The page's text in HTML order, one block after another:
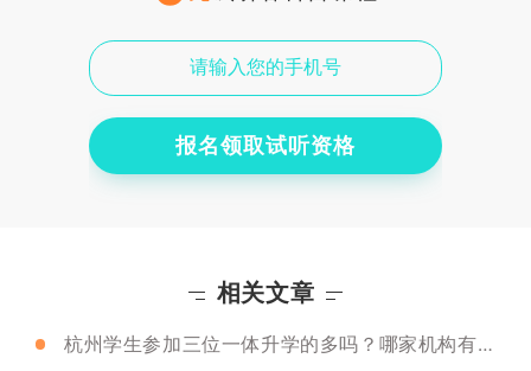
报名领取试听资格
相关文章
杭州学生参加三位一体升学的多吗？哪家机构有面试辅导？